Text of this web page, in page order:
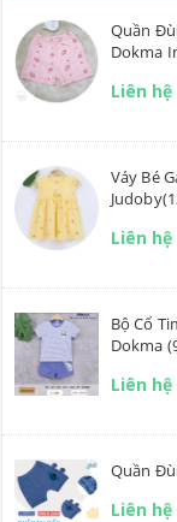
Quần
Dokma
Liên hệ
Váy Bé
Liên hệ
Bộ Cổ
Dokma
Liên hệ
Quần
Liên hệ